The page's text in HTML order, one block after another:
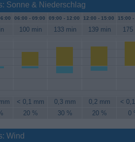
Sonne & Niederschlag
06:00 - 09:00 09:00 - 12:00 12:00 - 15:00 15:00 -
100 min 133 min 139 min 175
< 0,1 mm 0,3 mm 0,2 mm
<
20 % 30 % 20 % 0
Wind